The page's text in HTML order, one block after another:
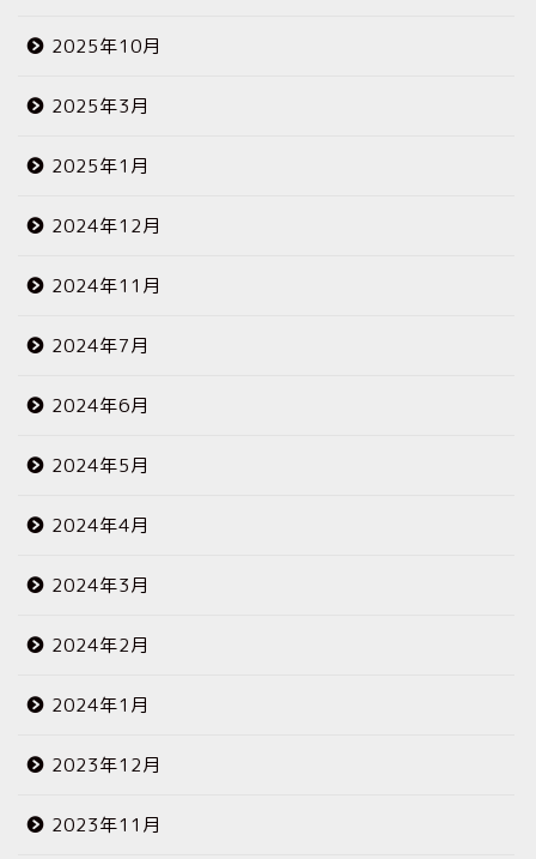
2025年10月
2025年3月
2025年1月
2024年12月
2024年11月
2024年7月
2024年6月
2024年5月
2024年4月
2024年3月
2024年2月
2024年1月
2023年12月
2023年11月